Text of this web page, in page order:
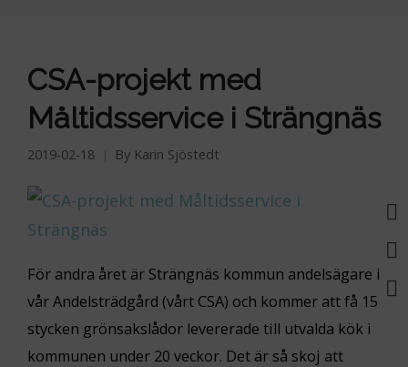
CSA-projekt med
Måltidsservice i Strängnäs
2019-02-18 By Karin Sjöstedt
För andra året är Strängnäs kommun andelsägare i
vår Andelsträdgård (vårt CSA) och kommer att få 15
stycken grönsakslådor levererade till utvalda kök i
kommunen under 20 veckor. Det är så skoj att